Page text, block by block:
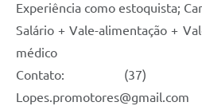
Experiência como estoquista;
Salário + Vale-alimentação +
médico
Contato: (37)
Lopes.promotores@gmail.com